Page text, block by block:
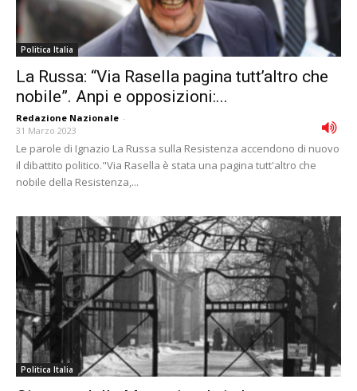
Politica Italia
La Russa: “Via Rasella pagina tutt’altro che
nobile”. Anpi e opposizioni:...
Redazione Nazionale -
31 Marzo 2023
Le parole di Ignazio La Russa sulla Resistenza accendono di nuovo
il dibattito politico."Via Rasella è stata una pagina tutt'altro che
nobile della Resistenza,...
Politica Italia